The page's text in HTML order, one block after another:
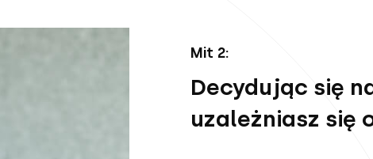
Mit 2:
Decydując się
uzależniasz się